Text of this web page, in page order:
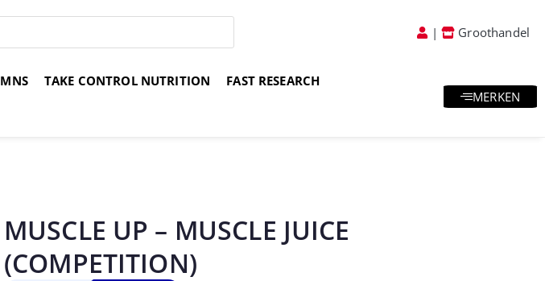
| Groothandel
MNS TAKE CONTROL NUTRITION
FAST RESEARCH
MERKEN
MUSCLE UP – MUSCLE JUICE
(COMPETITION)